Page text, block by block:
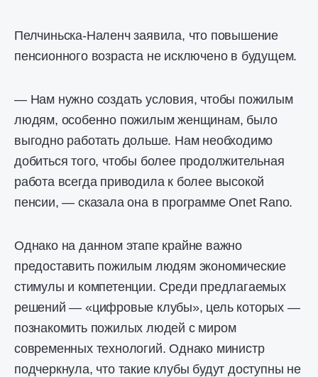
Пелчиньска-Наленч заявила, что повышение
пенсионного возраста не исключено в будущем.
— Нам нужно создать условия, чтобы пожилым
людям, особенно пожилым женщинам, было
выгодно работать дольше. Нам необходимо
добиться того, чтобы более продолжительная
работа всегда приводила к более высокой
пенсии, — сказала она в программе Onet Rano.
Однако на данном этапе крайне важно
предоставить пожилым людям экономические
стимулы и компетенции. Среди предлагаемых
решений — «цифровые клубы», цель которых —
познакомить пожилых людей с миром
современных технологий. Однако министр
подчеркнула, что такие клубы будут доступны не